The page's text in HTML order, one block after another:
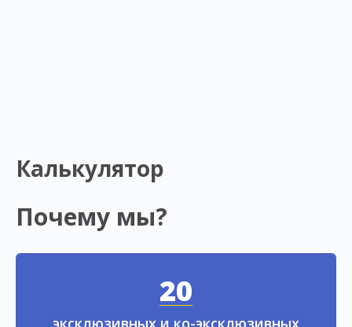
Калькулятор
Почему мы?
20
эксклюзивных и ко-эксклюзивных